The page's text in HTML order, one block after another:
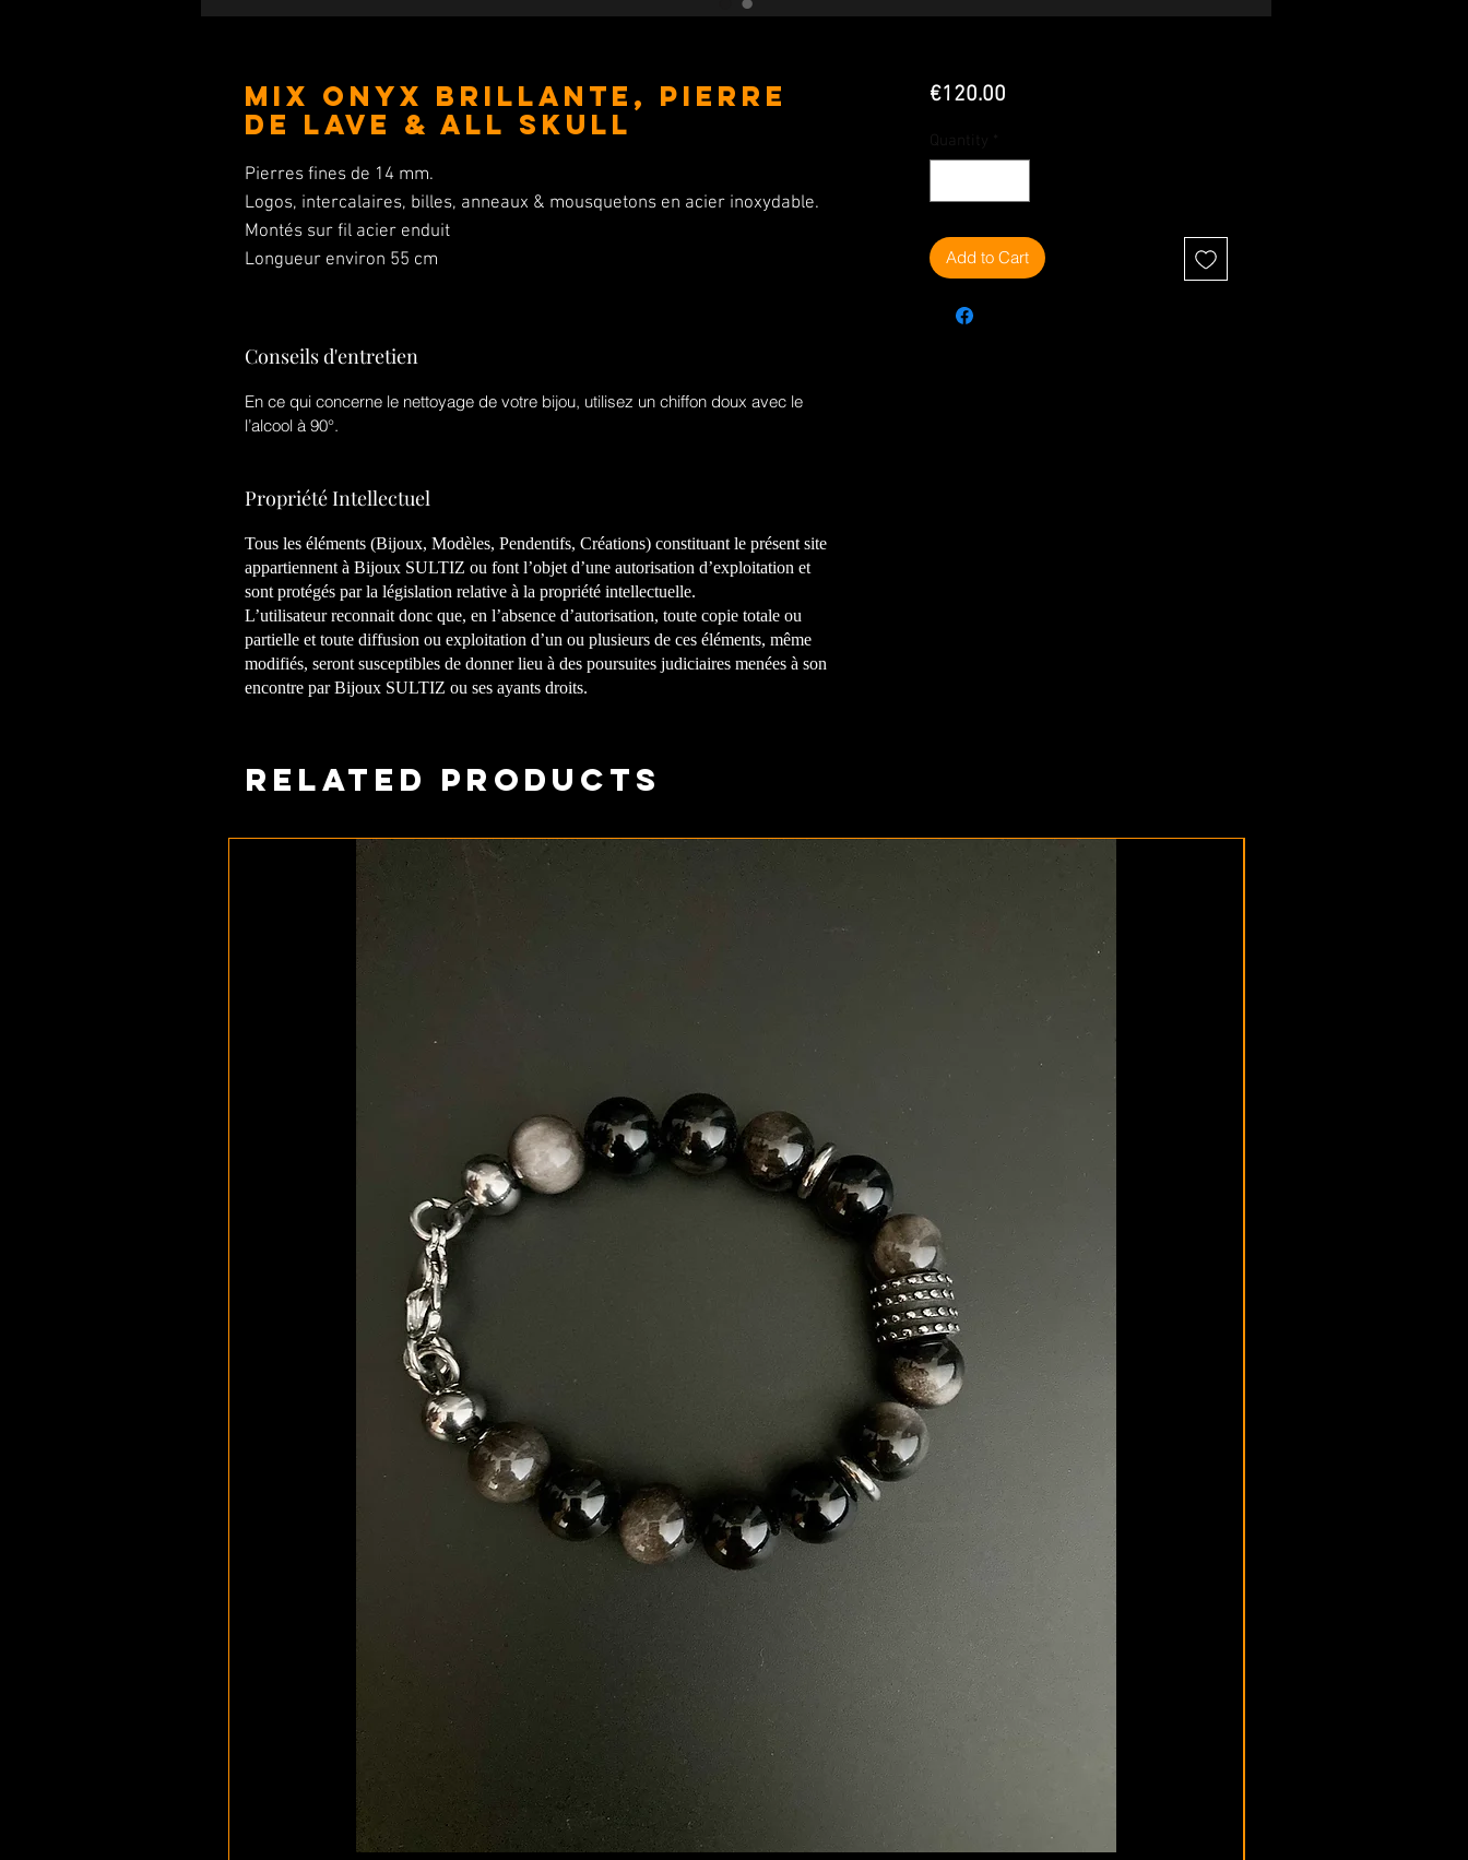
Mix Onyx Brillante, Pierre
de Lave & All Skull
Pierres fines de 14 mm.
Logos, intercalaires, billes, anneaux & mousquetons en acier inoxydable.
Montés sur fil acier enduit
Longueur environ 55 cm
Conseils d'entretien
En ce qui concerne le nettoyage de votre bijou, utilisez un chiffon doux avec le
l’alcool à 90°.
Propriété Intellectuel
Tous les éléments (Bijoux, Modèles, Pendentifs, Créations) constituant le présent site
appartiennent à Bijoux SULTIZ ou font l’objet d’une autorisation d’exploitation et
sont protégés par la législation relative à la propriété intellectuelle.
L’utilisateur reconnait donc que, en l’absence d’autorisation, toute copie totale ou
partielle et toute diffusion ou exploitation d’un ou plusieurs de ces éléments, même
modifiés, seront susceptibles de donner lieu à des poursuites judiciaires menées à son
encontre parBijoux SULTIZ ou ses ayants droits.
€120.00Price
Quantity
Add to Cart
Related Products